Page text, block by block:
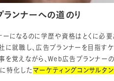
ンナーへの道のり
になるのに学歴や資格はとくに必
就職し、広告プランナーを目指す
を覚えながら、Web広告プランナー
特化したマーケティングコンサルタ